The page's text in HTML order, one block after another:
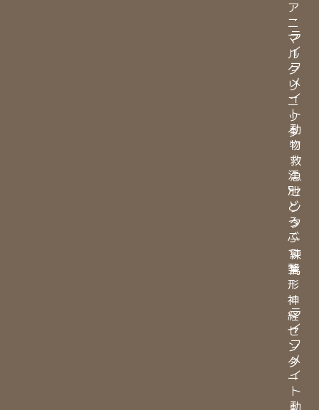
ア
ニ
マ
ル
ク
リ
ニ
ッ
ク
・
江
別
ど
う
ぶ
つ
整
形
神
経
セ
ン
タ
ー
・
・
ラ
イ
フ
メ
イ
ト
動
物
救
急
セ
ン
タ
ー
練
馬
・
ラ
イ
フ
メ
イ
ト
動